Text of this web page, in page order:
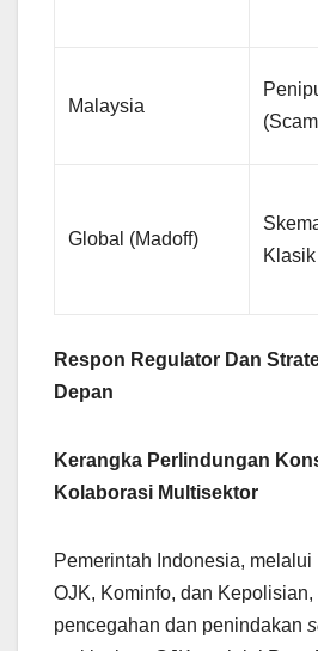
Malaysia
Global (Madoff)
Klasik
Respon Regulator Dan
Depan
Kerangka Perlindungan
Kolaborasi Multisektor
Pemerintah Indonesia, melalui
OJK, Kominfo, dan
pencegahan dan penindakan